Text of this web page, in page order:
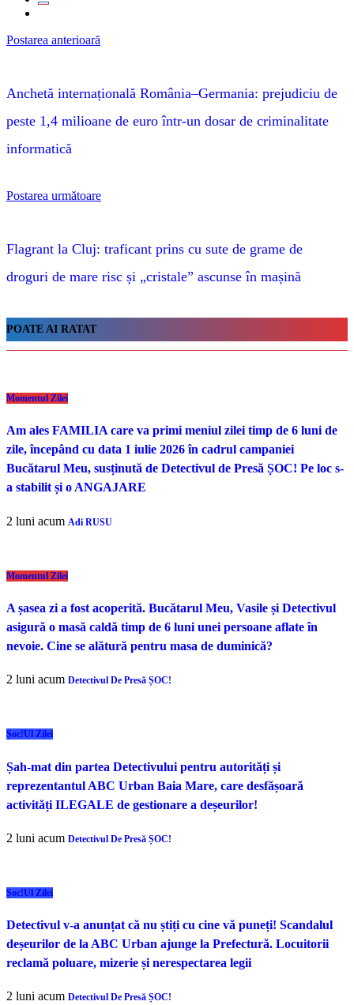
Postarea anterioară
Anchetă internațională România–Germania: prejudiciu de
peste 1,4 milioane de euro într-un dosar de criminalitate
informatică
Postarea următoare
Flagrant la Cluj: traficant prins cu sute de grame de
droguri de mare risc și „cristale” ascunse în mașină
POATE AI RATAT
Momentul Zilei
Am ales FAMILIA care va primi meniul zilei timp de 6 luni de
zile, începând cu data 1 iulie 2026 în cadrul campaniei
Bucătarul Meu, susținută de Detectivul de Presă ȘOC! Pe loc s-
a stabilit și o ANGAJARE
2 luni acum Adi RUSU
Momentul Zilei
A șasea zi a fost acoperită. Bucătarul Meu, Vasile și Detectivul
asigură o masă caldă timp de 6 luni unei persoane aflate în
nevoie. Cine se alătură pentru masa de duminică?
2 luni acum Detectivul De Presă ȘOC!
Șoc!ul Zilei
Șah-mat din partea Detectivului pentru autorități și
reprezentantul ABC Urban Baia Mare, care desfășoară
activități ILEGALE de gestionare a deșeurilor!
2 luni acum Detectivul De Presă ȘOC!
Șoc!ul Zilei
Detectivul v-a anunțat că nu știți cu cine vă puneți! Scandalul
deșeurilor de la ABC Urban ajunge la Prefectură. Locuitorii
reclamă poluare, mizerie și nerespectarea legii
2 luni acum Detectivul De Presă ȘOC!